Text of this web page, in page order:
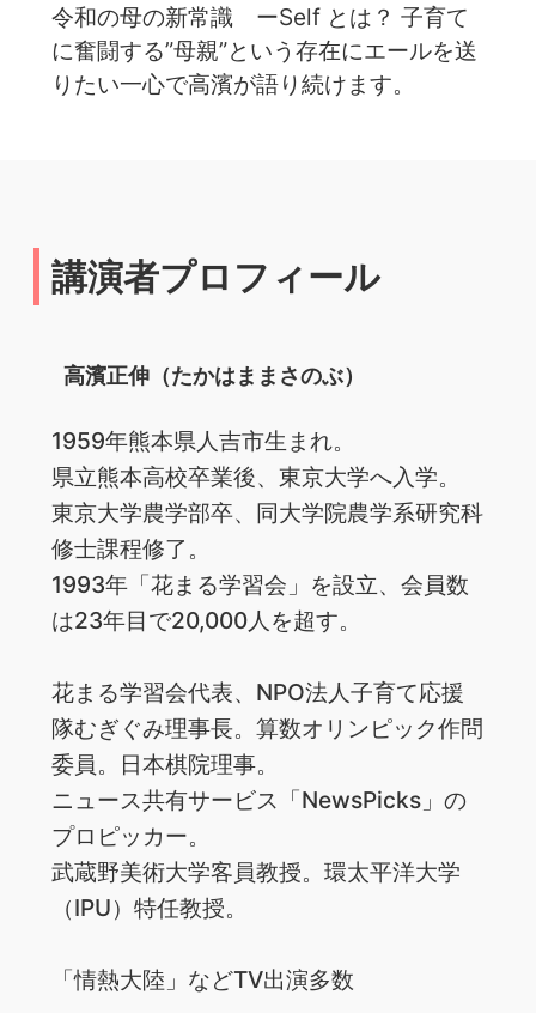
令和の母の新常識 ーSelf とは？ 子育て
に奮闘する”母親”という存在にエールを送
りたい一心で高濱が語り続けます。
講演者プロフィール
高濱正伸（たかはままさのぶ）
1959年熊本県人吉市生まれ。
県立熊本高校卒業後、東京大学へ入学。
東京大学農学部卒、同大学院農学系研究科
修士課程修了。
1993年「花まる学習会」を設立、会員数
は23年目で20,000人を超す。
花まる学習会代表、NPO法人子育て応援
隊むぎぐみ理事長。算数オリンピック作問
委員。日本棋院理事。
ニュース共有サービス「NewsPicks」の
プロピッカー。
武蔵野美術大学客員教授。環太平洋大学
（IPU）特任教授。
「情熱大陸」などTV出演多数